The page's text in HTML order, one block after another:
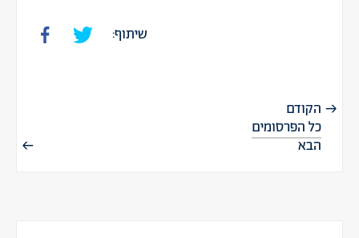
שיתוף:
הקודם
כל הפרסומים
הבא